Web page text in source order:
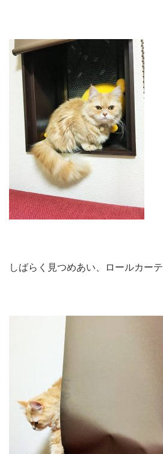
しばらく見つめあい、ロールカーテ